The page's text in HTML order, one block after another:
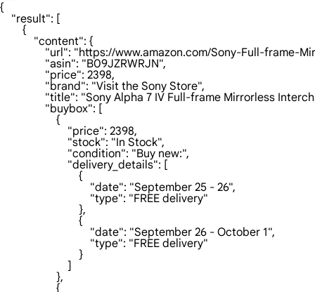
{
    "result": [
        {
            "content": {
"url": "https://www.amazon.com/
                "asin": "B09JZRWRJN",
                "price": 2398,
                "brand": "Visit the Sony Store",
"title": "Sony Alpha 7 IV Full-frame
                "buybox": [
                    {
                        "price": 2398,
                        "stock": "In Stock",
                        "condition": "Buy new:",
                        "delivery_details": [
                            {
                                "date": "September 25 - 26",
                                "type": "FREE delivery"
                            },
                            {
                                "date": "September 26 - October 1",
                                "type": "FREE delivery"
                            }
                        ]
                    },
                    {